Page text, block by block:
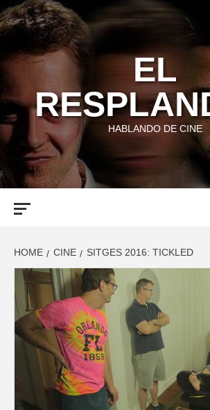
Skip
to
EL
HABLANDO DE CINE
HOME CINE SITGES 2016: TICKLED